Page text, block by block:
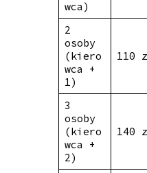
wca)
2
osoby
(kiero
wca +
1)
110
3
osoby
(kiero
wca +
2)
140